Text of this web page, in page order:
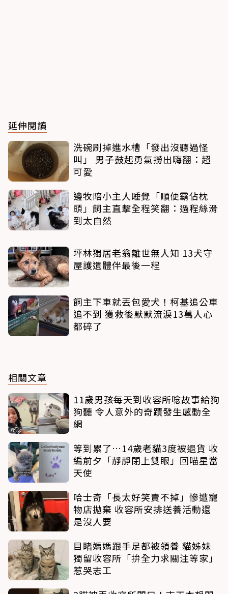
延伸閱讀
洗碗刷掉進水槽「發出沒聽過怪
叫」 男子鼓起勇氣撈出嗨翻：超
可愛
邊牧陪小主人睡覺「順便霸佔枕
頭」飼主直擊全程笑翻：過程絲滑
到太自然
坪林獨居老翁離世無人知 13犬守
屋護遺體伴最後一程
飼主下車就丟包愛犬！柯基追公車
追不到 獲救後默默流淚13萬人心
都碎了
相關文章
11歲男孩每天到收容所唸故事給狗
狗聽 令人意外的奇蹟發生感動全
網
等到累了…14歲老貓3度被退貨 收
編前夕「靜靜閉上雙眼」回喵星當
天使
哈士奇「長太好笑賣不掉」慘遭寵
物店拋棄 收容所安排送養活動還
是沒人要
目睹媽媽跟手足都被領養 貓姊妹
獨留收容所「拚全力求關注等家」
惹哭志工